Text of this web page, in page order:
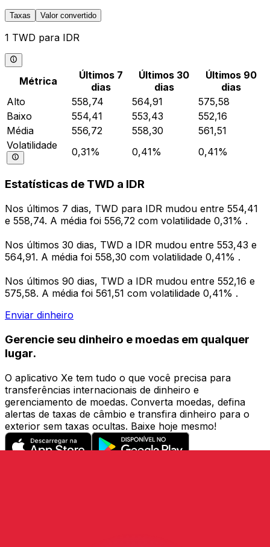
Taxas Valor convertido
1 TWD para IDR
Métrica
Últimos 7
dias
Últimos 30
dias
Últimos 90
dias
Alto
558,74 564,91
575,58
Baixo
554,41 553,43
552,16
Média
556,72 558,30
561,51
Volatilidade
0,31% 0,41% 0,41%
Estatísticas de TWD a IDR
Nos últimos 7 dias, TWD para IDR mudou entre 554,41
e 558,74. A média foi 556,72 com volatilidade 0,31% .
Nos últimos 30 dias, TWD a IDR mudou entre 553,43 e
564,91. A média foi 558,30 com volatilidade 0,41% .
Nos últimos 90 dias, TWD a IDR mudou entre 552,16 e
575,58. A média foi 561,51 com volatilidade 0,41% .
Enviar dinheiro
Gerencie seu dinheiro e moedas em qualquer
lugar.
O aplicativo Xe tem tudo o que você precisa para
transferências internacionais de dinheiro e
gerenciamento de moedas. Converta moedas, defina
alertas de taxas de câmbio e transfira dinheiro para o
exterior sem taxas ocultas. Baixe hoje mesmo!